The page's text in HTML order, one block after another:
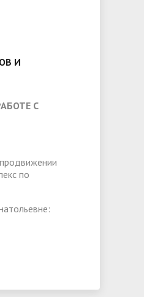
в
по
и
И
С
по